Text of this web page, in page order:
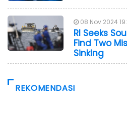
08 Nov 2024
RI Seeks
Find Two
Sinking
REKOMENDASI